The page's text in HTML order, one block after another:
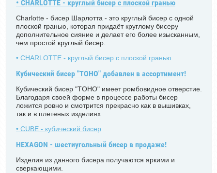
• CHARLOTTE - круглый бисер с плоской гранью
Charlotte - бисер Шарлотта - это круглый бисер с одной
плоской гранью, которая придаёт круглому бисеру
дополнительное сияние и делает его более изысканным,
чем простой круглый бисер.
• CHARLOTTE - круглый бисер с плоской гранью
Кубический бисер "TOHO" добавлен в ассортимент!
Кубический бисер "TOHO" имеет ромбовидное отверстие.
Благодаря своей форме в процессе работы бисер
ложится ровно и смотрится прекрасно как в вышивках,
так и в плетеных изделиях
• CUBE - кубический бисер
HEXAGON - шестиугольный бисер в продаже!
Изделия из данного бисера получаются яркими и
сверкающими.